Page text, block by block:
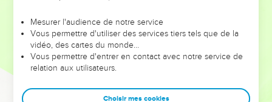
leur foi ou leur vision. Mais on voit moins les doutes, les erreurs
et les saisons difficiles qu'ils ont traversés, alors même que ce
sont elles qui les ont façonnés.
Dans cette conférence, leaders, entrepreneurs, et responsables
clés pour avancer avec plus de sagesse afin que leurs erreurs
Mesurer l'audience de notre service
Vous permettre d'utiliser des services tiers tels que de la
vidéo, des cartes du monde…
Vous permettre d'entrer en contact avec notre service de
relation aux utilisateurs.
Choisir mes cookies